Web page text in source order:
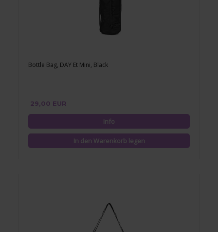
Bottle Bag, DAY Et Mini, Black
29,00 EUR